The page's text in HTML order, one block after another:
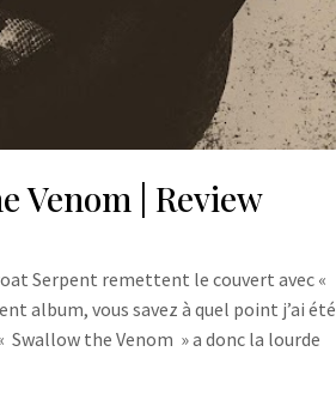
Venom | Review
Serpent remettent le couvert avec «
album, vous savez à quel point j’ai été
Swallow the Venom » a donc la lourde